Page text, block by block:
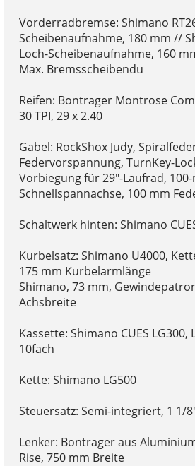
Vorderradbremse: Shimano
Scheibenaufnahme, 180 mm //
Loch-Scheibenaufnahme, 160
Max. Bremsscheibendu
Reifen: Bontrager Montrose
30 TPI, 29 x 2.40
Gabel: RockShox Judy,
Federvorspannung, TurnKey-
Vorbiegung für 29"-Laufrad,
Schnellspannachse, 100 mm
Schaltwerk hinten: Shimano
Kurbelsatz: Shimano U4000,
175 mm Kurbelarmlänge
Shimano, 73 mm,
Achsbreite
Kassette: Shimano CUES LG300,
10fach
Kette: Shimano LG500
Steuersatz: Semi-integriert, 1 1/
Lenker: Bontrager aus
Rise, 750 mm Breite